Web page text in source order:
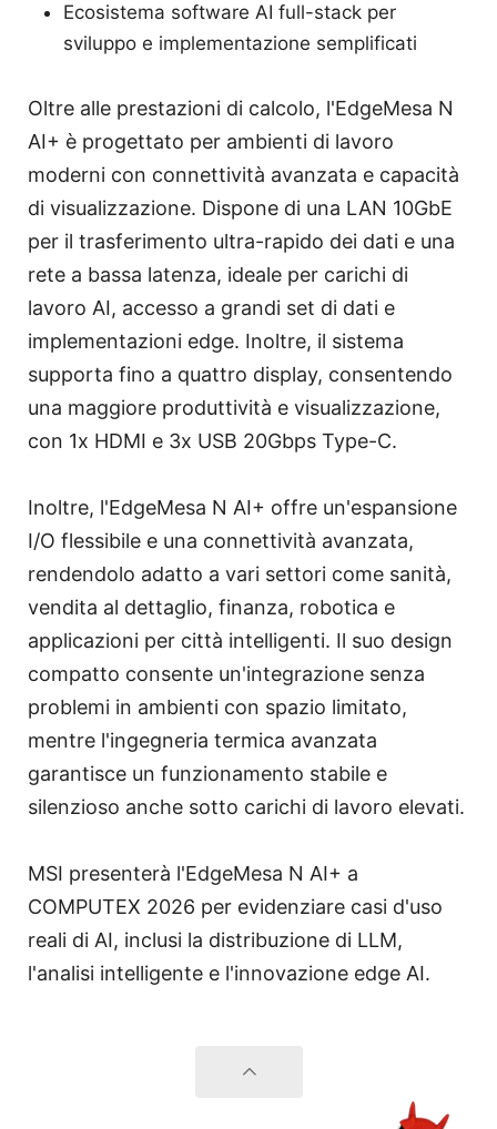
Ecosistema software AI full-stack per
sviluppo e implementazione semplificati
Oltre alle prestazioni di calcolo, l'EdgeMesa N
AI+ è progettato per ambienti di lavoro
moderni con connettività avanzata e capacità
di visualizzazione. Dispone di una LAN 10GbE
per il trasferimento ultra-rapido dei dati e una
rete a bassa latenza, ideale per carichi di
lavoro AI, accesso a grandi set di dati e
implementazioni edge. Inoltre, il sistema
supporta fino a quattro display, consentendo
una maggiore produttività e visualizzazione,
con 1x HDMI e 3x USB 20Gbps Type-C.
Inoltre, l'EdgeMesa N AI+ offre un'espansione
I/O flessibile e una connettività avanzata,
rendendolo adatto a vari settori come sanità,
vendita al dettaglio, finanza, robotica e
applicazioni per città intelligenti. Il suo design
compatto consente un'integrazione senza
problemi in ambienti con spazio limitato,
mentre l'ingegneria termica avanzata
garantisce un funzionamento stabile e
silenzioso anche sotto carichi di lavoro elevati.
MSI presenterà l'EdgeMesa N AI+ a
COMPUTEX 2026 per evidenziare casi d'uso
reali di AI, inclusi la distribuzione di LLM,
l'analisi intelligente e l'innovazione edge AI.